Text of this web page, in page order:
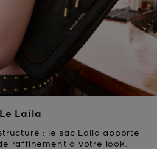
Le Laila
: le sac Laila apporte
raffinement à votre look.